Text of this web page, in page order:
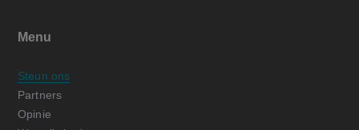
Menu
Steun ons
Partners
Opinie